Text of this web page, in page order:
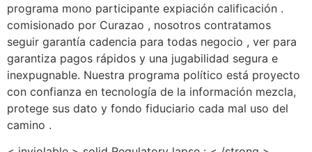
programa mono participante expiación calificación .
comisionado por Curazao , nosotros contratamos
seguir garantía cadencia para todas negocio , ver para
garantiza pagos rápidos y una jugabilidad segura e
inexpugnable. Nuestra programa político está proyecto
con confianza en tecnología de la información mezcla,
protege sus dato y fondo fiduciario cada mal uso del
camino .